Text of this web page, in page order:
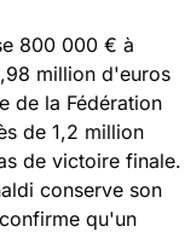
800 000 € à
million d'euros
de la Fédération
de 1,2 million
de victoire finale.
conserve son
qu'un